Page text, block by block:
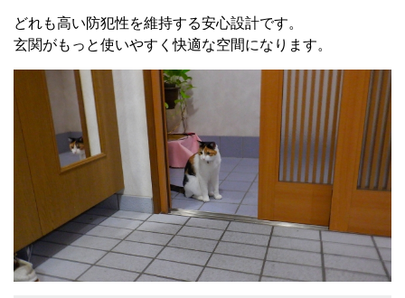
どれも高い防犯性を維持する安心設計です。
玄関がもっと使いやすく快適な空間になります。